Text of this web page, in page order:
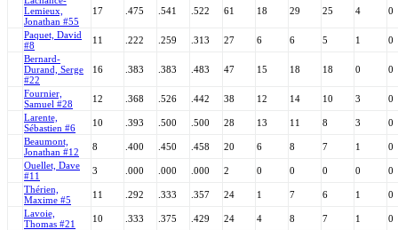
Lemieux,
Jonathan #55
17 .475 .541 .522 61 18 29 25 4 0
Paquet, David
#8
11 .222 .259 .313 27 6 6 5 1
0
Bernard-
Durand, Serge
#22
16 .383 .383 .483 47 15 18 18 0 0
Fournier,
Samuel #28
12 .368 .526 .442 38 12 14 10 3
0
Larente,
Sébastien #6
10 .393 .500 .500 28 13 11 8 3
0
Beaumont,
Jonathan #12
8 .400 .450 .458 20 6 8 7 1
0
Ouellet, Dave
#11
3 .000 .000 .000 2 0 0 0 0
0
Thérien,
Maxime #5
11 .292 .333 .357 24 1 7 6 1
0
Lavoie,
Thomas #21
10 .333 .375 .429 24 4 8 7 1
0